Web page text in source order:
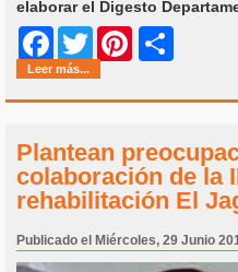
elaborar el Digesto
Facebook
Twitter Pinterest
Leer más...
Plantean
colaboración de la
rehabilitación El
Publicado el Miércoles, 29 Junio